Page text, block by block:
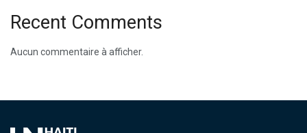
Recent Comments
Aucun commentaire à afficher.